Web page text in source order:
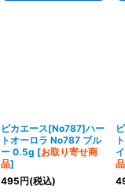
ピカエース[No787]ハー
トオーロラ No787 ブル
ー 0.5g [お取り寄せ商
品]
495円(税込)
品